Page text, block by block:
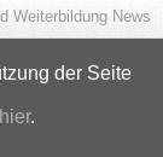
Weiterbildung News
der Seite
hier.